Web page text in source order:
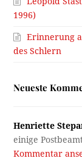
1996)
Erinnerung
des Schlern
Neueste
Henriette
einige
Kommentar